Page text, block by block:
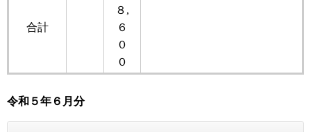
合計
８,
６
０
０
令和５年 ６月分